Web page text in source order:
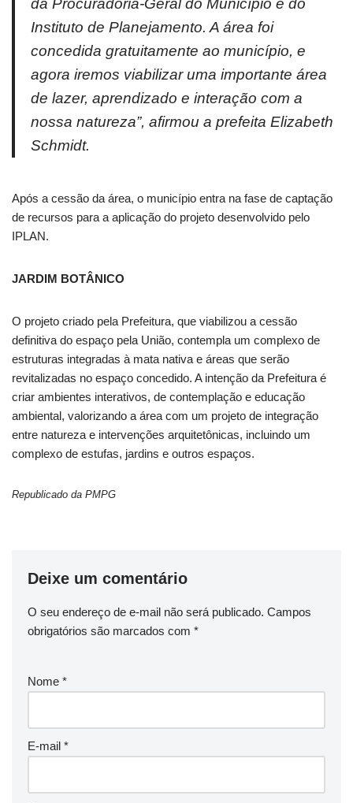
da Procuradoria-Geral do Município e do
Instituto de Planejamento. A área foi
concedida gratuitamente ao município, e
agora iremos viabilizar uma importante área
de lazer, aprendizado e interação com a
nossa natureza”, afirmou a prefeita Elizabeth
Schmidt.
Após a cessão da área, o município entra na fase de captação
de recursos para a aplicação do projeto desenvolvido pelo
IPLAN.
JARDIM BOTÂNICO
O projeto criado pela Prefeitura, que viabilizou a cessão
definitiva do espaço pela União, contempla um complexo de
estruturas integradas à mata nativa e áreas que serão
revitalizadas no espaço concedido. A intenção da Prefeitura é
criar ambientes interativos, de contemplação e educação
ambiental, valorizando a área com um projeto de integração
entre natureza e intervenções arquitetônicas, incluindo um
complexo de estufas, jardins e outros espaços.
Republicado da PMPG
Deixe um comentário
O seu endereço de e-mail não será publicado. Campos
obrigatórios são marcados com *
Nome *
E-mail *